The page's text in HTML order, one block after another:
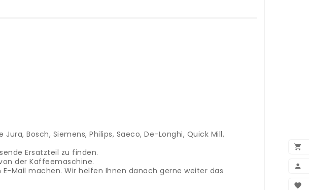



Bosch, Siemens, Philips, Saeco, De-Longhi, Quick Mill,
Ersatzteil zu finden.
der Kaffeemaschine.
Mail machen. Wir helfen Ihnen danach gerne weiter das